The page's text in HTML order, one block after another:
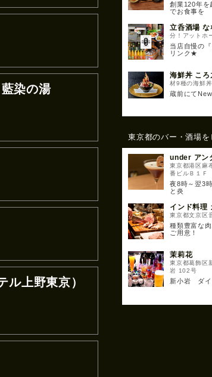
染の湯
上野東京）
創業120年を
でお食事を
立呑酒場 な
分！アットホ
当店自慢の
リンク★
海鮮丼 ころ
材9種の海鮮
蔵前にて
東京都のバー・酒場
under アン
東京都港区麻
番ビルＢ１Ｆ
夜8時～翌3
と炎
インド料理
東京都文京区
種類豊富な
ご用意！
茉莉花
東京都葛飾区
岩 102号
新小岩 ダイ